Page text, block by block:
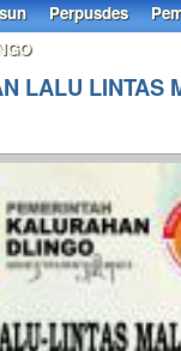
Perpusdes
LALU LINTAS